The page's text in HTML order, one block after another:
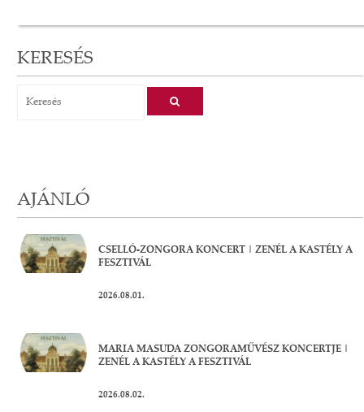
KERESÉS
AJÁNLÓ
CSELLÓ-ZONGORA KONCERT | ZENÉL A KASTÉLY A
FESZTIVÁL
2026.08.01.
MARIA MASUDA ZONGORAMŰVÉSZ KONCERTJE |
ZENÉL A KASTÉLY A FESZTIVÁL
2026.08.02.